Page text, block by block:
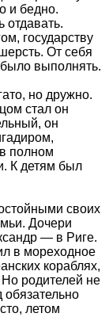
и бедно.
отдавать.
государству
От себя
выполнять.
но дружно.
стал он
он
полном
К детям был
своих
Дочери
— в Риге.
в мореходное
кораблях,
Но родителей не
обязательно
летом